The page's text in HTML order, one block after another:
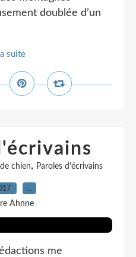
doublée d’un
suite
chien, Paroles d'écrivains
…
Ahnne
me